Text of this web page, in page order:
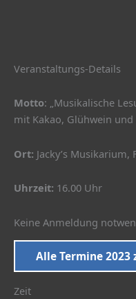
Veranstaltungs-Details
Motto: „Musikalische
mit Kakao, Glühwein und
Ort: Jacky’s Musikarium,
Uhrzeit: 16.00 Uhr
Keine Anmeldung
Alle Termine 2023
Zeit